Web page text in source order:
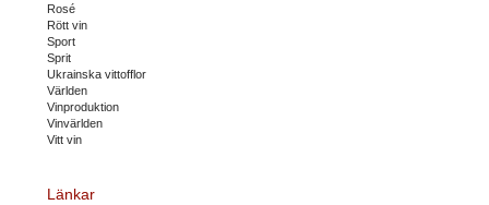
Rosé
Rött vin
Sport
Sprit
Ukrainska vittofflor
Världen
Vinproduktion
Vinvärlden
Vitt vin
Länkar